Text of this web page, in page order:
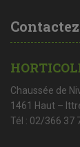
Chaussée de
1461 Haut –
Tél : 02/366 37